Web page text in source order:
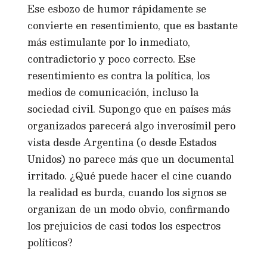
Ese esbozo de humor rápidamente se
convierte en resentimiento, que es bastante
más estimulante por lo inmediato,
contradictorio y poco correcto. Ese
resentimiento es contra la política, los
medios de comunicación, incluso la
sociedad civil. Supongo que en países más
organizados parecerá algo inverosímil pero
vista desde Argentina (o desde Estados
Unidos) no parece más que un documental
irritado. ¿Qué puede hacer el cine cuando
la realidad es burda, cuando los signos se
organizan de un modo obvio, confirmando
los prejuicios de casi todos los espectros
políticos?